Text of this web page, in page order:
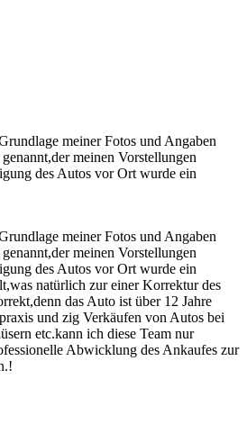
meiner Fotos und Angaben
meinen Vorstellungen
des Autos vor Ort wurde ein
meiner Fotos und Angaben
meinen Vorstellungen
des Autos vor Ort wurde ein
natürlich zur einer Korrektur des
das Auto ist über 12 Jahre
und zig Verkäufen von Autos bei
etc.kann ich diese Team nur
Abwicklung des Ankaufes zur